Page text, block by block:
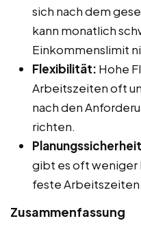
sich nach dem
kann monatlich
Einkommenslimit
Flexibilität: Hohe
Arbeitszeiten oft
nach den
richten.
gibt es oft weniger
feste Arbeitszeiten.
Zusammenfassung